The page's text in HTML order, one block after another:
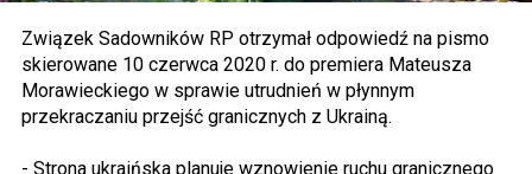
Związek Sadowników RP otrzymał odpowiedź na pismo
skierowane 10 czerwca 2020 r. do premiera Mateusza
Morawieckiego w sprawie utrudnień w płynnym
przekraczaniu przejść granicznych z Ukrainą.
- Strona ukraińska planuje wznowienie ruchu granicznego